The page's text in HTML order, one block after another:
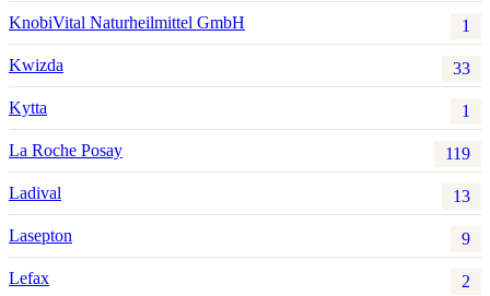
KnobiVital Naturheilmittel GmbH 1
Kwizda 33
Kytta 1
La Roche Posay 119
Ladival 13
Lasepton 9
Lefax 2